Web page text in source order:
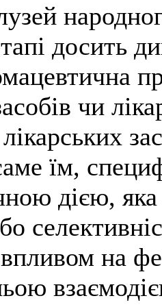
досить
чи
їм,
дією,
на